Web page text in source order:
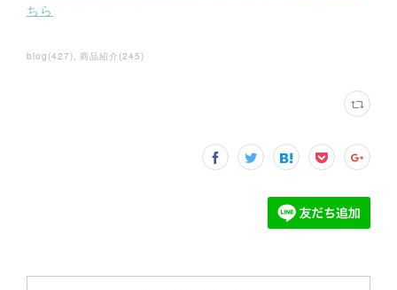
ちら
blog (427) 商品紹介 (245)